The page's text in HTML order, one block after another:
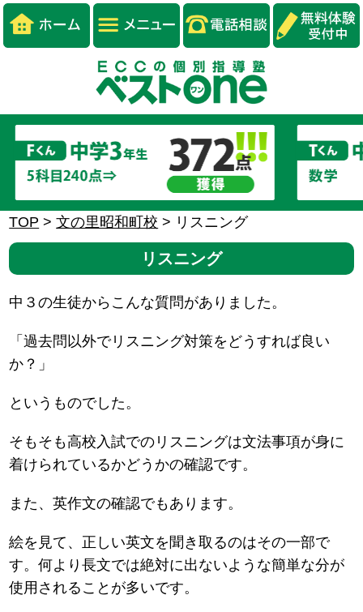
TOP >文の里昭和町校 > リスニング
リスニング
中３の生徒からこんな質問がありました。
「過去問以外でリスニング対策をどうすれば良い
か？」
というものでした。
そもそも高校入試でのリスニングは文法事項が身に
着けられているかどうかの確認です。
また、英作文の確認でもあります。
絵を見て、正しい英文を聞き取るのはその一部で
す。何より長文では絶対に出ないような簡単な分が
使用されることが多いです。